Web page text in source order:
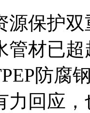
源保护
管材已
防腐
力回应